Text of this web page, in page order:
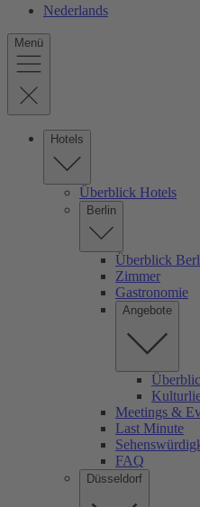
Nederlands
Menü
Hotels
Überblick Hotels
Berlin
Überblick
Zimmer
Gastronomie
Angebote
Meetings &
Last Minute
FAQ
Düsseldorf